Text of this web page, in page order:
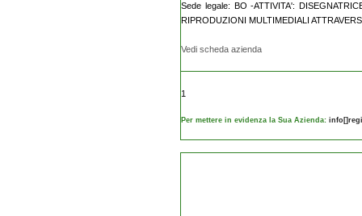
Sede legale: BO -ATTIVITA':
RIPRODUZIONI MULTIMEDIALI
Vedi scheda azienda
1
Per mettere in evidenza la Sua Azienda: